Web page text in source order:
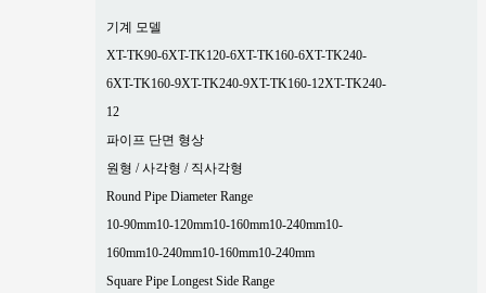
기계 모델
XT-TK90-6XT-TK120-6XT-TK160-6XT-TK240-
6XT-TK160-9XT-TK240-9XT-TK160-12XT-TK240-
12
파이프 단면 형상
원형 / 사각형 / 직사각형
Round Pipe Diameter Range
10-90mm10-120mm10-160mm10-240mm10-
160mm10-240mm10-160mm10-240mm
Square Pipe Longest Side Range